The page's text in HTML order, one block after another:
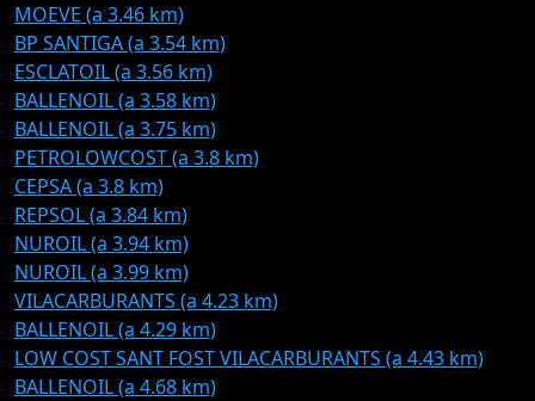
MOEVE (a 3.46 km)
BP SANTIGA (a 3.54 km)
ESCLATOIL (a 3.56 km)
BALLENOIL (a 3.58 km)
BALLENOIL (a 3.75 km)
PETROLOWCOST (a 3.8 km)
CEPSA (a 3.8 km)
REPSOL (a 3.84 km)
NUROIL (a 3.94 km)
NUROIL (a 3.99 km)
VILACARBURANTS (a 4.23 km)
BALLENOIL (a 4.29 km)
LOW COST SANT FOST VILACARBURANTS (a 4.43 km)
BALLENOIL (a 4.68 km)